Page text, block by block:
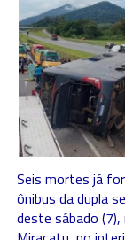
Seis mortes já
ônibus da dupla
deste sábado